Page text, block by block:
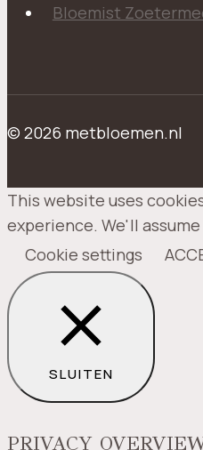
Bloemist
© 2026 metbloemen.nl
This website uses
experience. We'll
Cookie settings
SLUITEN
PRIVACY